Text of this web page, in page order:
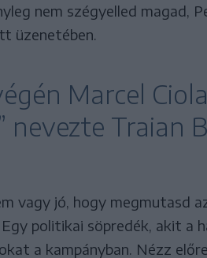
nem szégyelled magad,
üzenetében.
Marcel
nevezte Traian
vagy jó, hogy megmutasd
politikai söpredék, akit a
a kampányban. Nézz